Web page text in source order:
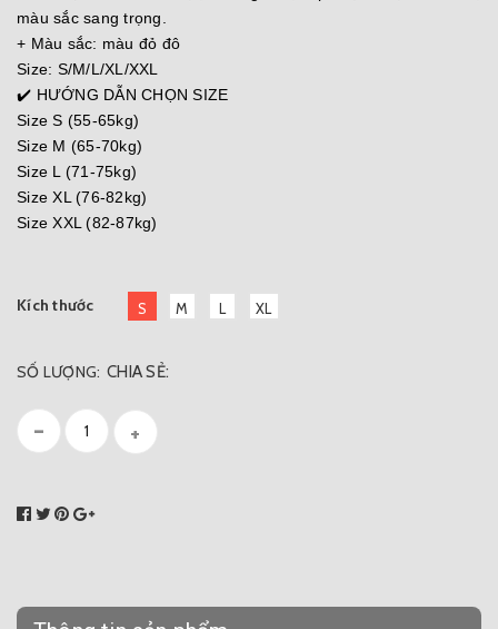
màu sắc sang trọng.
+ Màu sắc: màu đỏ đô
Size: S/M/L/XL/XXL
✔️ HƯỚNG DẪN CHỌN SIZE
Size S (55-65kg)
Size M (65-70kg)
Size L (71-75kg)
Size XL (76-82kg)
Size XXL (82-87kg)
Kích thước S M L XL
SỐ LƯỢNG:
- +
CHIA SẺ: